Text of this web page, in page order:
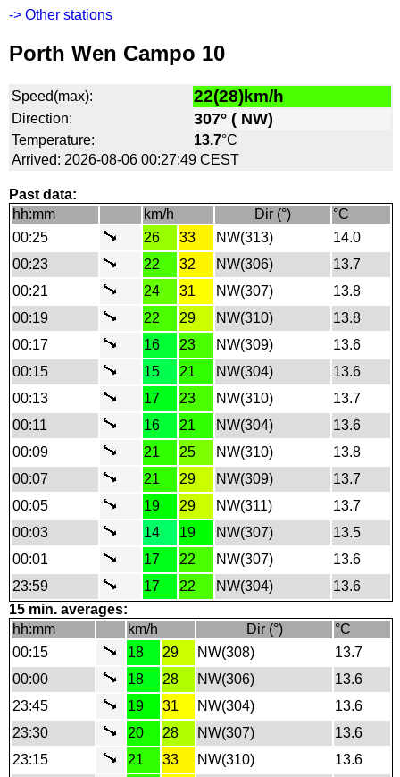
-> Other stations
Porth Wen Campo 10
Speed(max): 22(28)km/h
Direction: 307° ( NW)
Temperature: 13.7°C
Arrived: 2026-08-06 00:27:49 CEST
Past data:
hh:mm
km/h Dir (°)
°C
00:25
26 33 NW(313)
14.0
00:23
22 32 NW(306)
13.7
00:21
24 31 NW(307)
13.8
00:19
22 29 NW(310)
13.8
00:17
16 23 NW(309)
13.6
00:15
15 21 NW(304)
13.6
00:13
17 23 NW(310)
13.7
00:11
16 21 NW(304)
13.6
00:09
21 25 NW(310)
13.8
00:07
21 29 NW(309)
13.7
00:05
19 29 NW(311)
13.7
00:03
14 19 NW(307)
13.5
00:01
17 22 NW(307)
13.6
23:59
17 22 NW(304)
13.6
15 min. averages:
hh:mm
km/h Dir (°)
°C
00:15
18 29 NW(308)
13.7
00:00
18 28 NW(306)
13.6
23:45
19 31 NW(304)
13.6
23:30
20 28 NW(307)
13.6
23:15
21 33 NW(310)
13.6